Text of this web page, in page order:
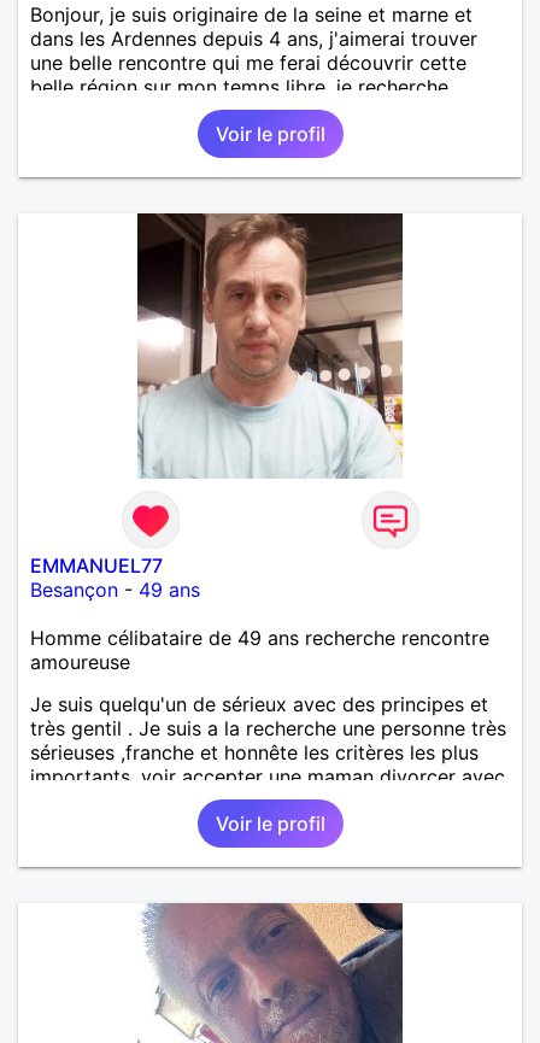
Bonjour, je suis originaire de la seine et marne et
dans les Ardennes depuis 4 ans, j'aimerai trouver
une belle rencontre qui me ferai découvrir cette
belle région sur mon temps libre, je recherche
quelqu'un de simple et sincère, une bonne
complicité et de la bonne humeur me ravirait.. alors
si l'envie de me découvrir vous en dit, je vous dis à
bientôt.
Voir le profil
EMMANUEL77
Besançon - 49 ans
Homme célibataire de 49 ans recherche rencontre
amoureuse
Je suis quelqu'un de sérieux avec des principes et
très gentil . Je suis a la recherche une personne très
sérieuses ,franche et honnête les critères les plus
importants, voir accepter une maman divorcer avec
son enfant il n y a aucun problème. S' abstenir au
personne non sérieuse merci. Recherche dans un
premier temps dialogue et apprendre à connaître la
personne puis dans un deuxième temps relation plus
professionnelle et agent de sécurité privée et
agents SIAP1. ET télésurveillance et vidéo
protection dans les casino supermarché. en CDI
Mes passions. Sont la robotique ,vtt ,Echeque
,astronomie . Service militaire belfort 35 régiment d
Voir le profil